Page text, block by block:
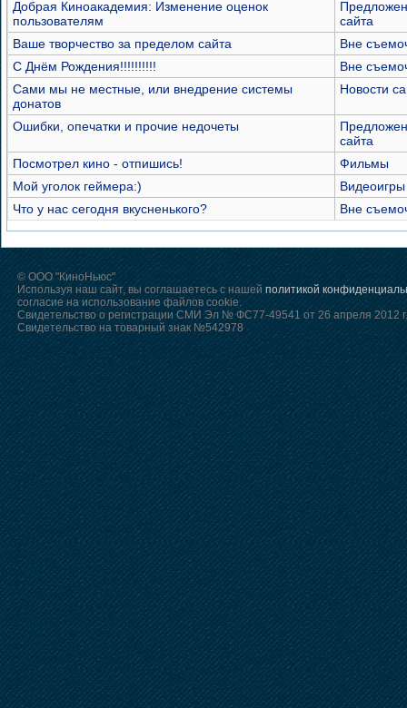
Добрая Киноакадемия: Изменение оценок
пользователям
сайта
Ваше творчество за пределом сайта
Вне
С Днём Рождения!!!!!!!!!!
Вне
Сами мы не местные, или внедрение системы
донатов
Новости
Ошибки, опечатки и прочие недочеты
сайта
Посмотрел кино - отпишись!
Фильмы
Мой уголок геймера:)
Видеоигры
Что у нас сегодня вкусненького?
Вне
© ООО "КиноНьюс"
Используя наш сайт, вы соглашаетесь с нашей политикой
согласие на использование файлов cookie.
Свидетельство о регистрации СМИ Эл № ФС77-49541 от 26 апреля 2012 г.
Свидетельство на товарный знак №542978